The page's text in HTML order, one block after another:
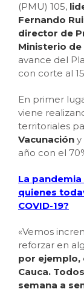
(PMU) 105,
Fernando
director de
Ministerio de
avance del
con corte al
En primer
viene
territoriales
Vacunación y
año con el
La
quienes
COVID-19?
«Vemos
reforzar en
por ejemplo,
Cauca.
semana a